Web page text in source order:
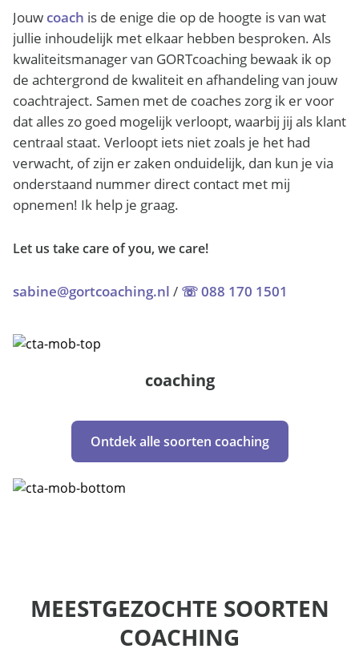
Jouw coach is de enige die op de hoogte is van wat
jullie inhoudelijk met elkaar hebben besproken. Als
kwaliteitsmanager van GORTcoaching bewaak ik op
de achtergrond de kwaliteit en afhandeling van jouw
coachtraject. Samen met de coaches zorg ik er voor
dat alles zo goed mogelijk verloopt, waarbij jij als klant
centraal staat. Verloopt iets niet zoals je het had
verwacht, of zijn er zaken onduidelijk, dan kun je via
onderstaand nummer direct contact met mij
opnemen! Ik help je graag.
Let us take care of you, we care!
sabine@gortcoaching.nl / ☏ 088 170 1501
coaching
Ontdek alle soorten coaching
MEESTGEZOCHTE SOORTEN
COACHING